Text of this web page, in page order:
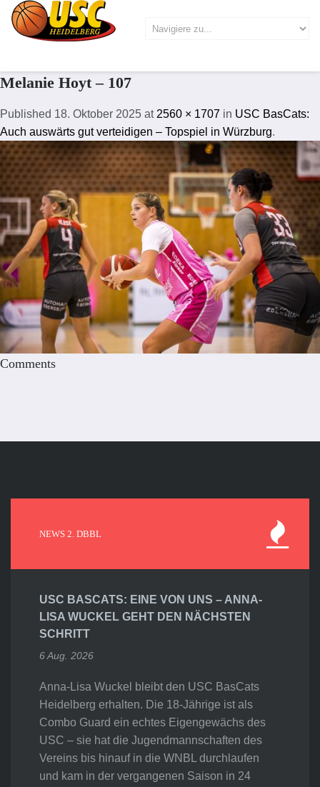
Melanie Hoyt – 107
Published 18. Oktober 2025 at 2560 × 1707 in USC BasCats:
Auch auswärts gut verteidigen – Topspiel in Würzburg.
Comments
NEWS 2. DBBL
USC BASCATS: EINE VON UNS – ANNA-
LISA WUCKEL GEHT DEN NÄCHSTEN
SCHRITT
6 Aug. 2026
Anna-Lisa Wuckel bleibt den USC BasCats
Heidelberg erhalten. Die 18-Jährige ist als
Combo Guard ein echtes Eigengewächs des
USC – sie hat die Jugendmannschaften des
Vereins bis hinauf in die WNBL durchlaufen
und kam in der vergangenen Saison in 24